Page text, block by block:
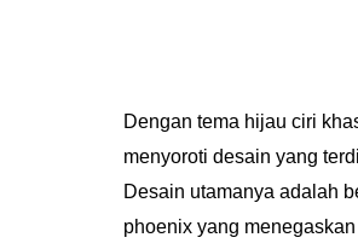
Dengan tema hijau ciri
menyoroti desain yang
Desain utamanya adalah
phoenix yang